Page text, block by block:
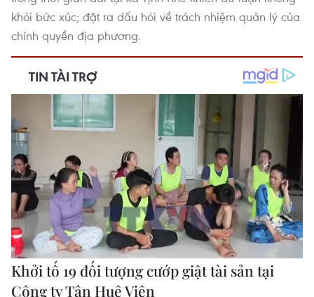
khỏi bức xúc; đặt ra dấu hỏi về trách nhiệm quản lý của
chính quyền địa phương.
vietnamplus.vn
59 năm ASEAN: Giữ vững đoàn kết, định hình
tương lai